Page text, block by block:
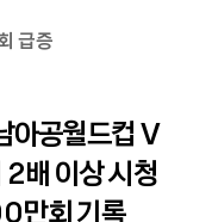
급증
아공월드컵 V
배 이상 시청
만회 기록